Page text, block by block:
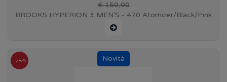
€ 150,00
BROOKS HYPERION 3 MEN'S - 470 Atomizer/Black/Pink
Clay - 110465 1D 470
-28%